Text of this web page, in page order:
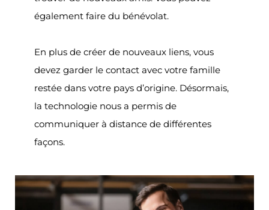
également faire du bénévolat.
En plus de créer de nouveaux liens, vous
devez garder le contact avec votre famille
restée dans votre pays d’origine. Désormais,
la technologie nous a permis de
communiquer à distance de différentes
façons.